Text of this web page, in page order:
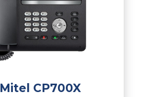
Mitel CP700X